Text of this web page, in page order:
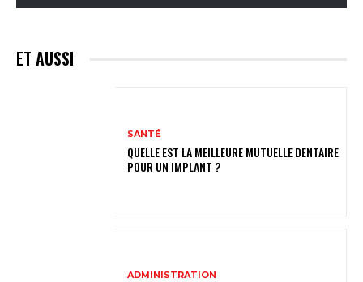
ET AUSSI
SANTÉ
QUELLE EST LA MEILLEURE MUTUELLE DENTAIRE
POUR UN IMPLANT ?
ADMINISTRATION